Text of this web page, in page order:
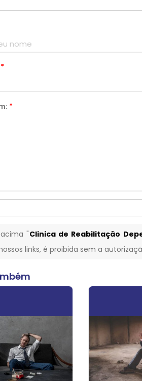
*
*
"Clinica de Reabilitação
links, é proibida sem a